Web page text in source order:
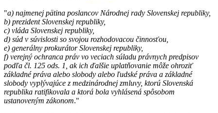
"a) najmenej pätina poslancov Národnej rady Slovenskej republiky,
b) prezident Slovenskej republiky,
c) vláda Slovenskej republiky,
d) súd v súvislosti so svojou rozhodovacou činnosťou,
e) generálny prokurátor Slovenskej republiky,
f) verejný ochranca práv vo veciach súladu právnych predpisov
podľa čl. 125 ods. 1, ak ich ďalšie uplatňovanie môže ohroziť
základné práva alebo slobody alebo ľudské práva a základné
slobody vyplývajúce z medzinárodnej zmluvy, ktorú Slovenská
republika ratifikovala a ktorá bola vyhlásená spôsobom
ustanoveným zákonom."